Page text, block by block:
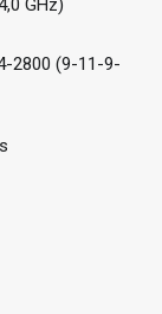
GHz)
2800 (9-11-9-